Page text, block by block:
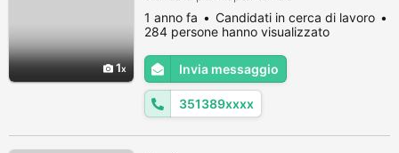
1
1 anno fa
Candidati in cerca di lavoro
284 persone hanno visualizzato
Invia messaggio
351389xxxx